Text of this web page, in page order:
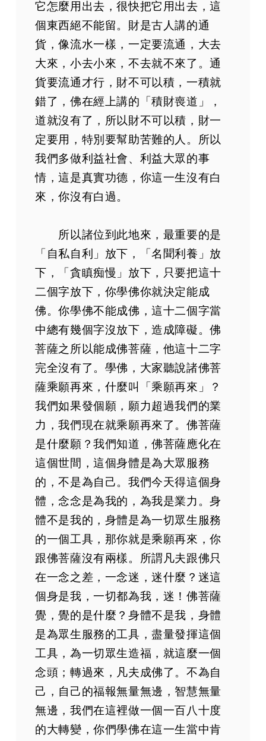
它怎麼用出去，很快把它用出去，這
個東西絕不能留。財是古人講的通
貨，像流水一樣，一定要流通，大去
大來，小去小來，不去就不來了。通
貨要流通才行，財不可以積，一積就
錯了，佛在經上講的「積財喪道」，
道就沒有了，所以財不可以積，財一
定要用，特別要幫助苦難的人。所以
我們多做利益社會、利益大眾的事
情，這是真實功德，你這一生沒有白
來，你沒有白過。
所以諸位到此地來，最重要的是
「自私自利」放下，「名聞利養」放
下，「貪瞋痴慢」放下，只要把這十
二個字放下，你學佛你就決定能成
佛。你學佛不能成佛，這十二個字當
中總有幾個字沒放下，造成障礙。佛
菩薩之所以能成佛菩薩，他這十二字
完全沒有了。學佛，大家聽說諸佛菩
薩乘願再來，什麼叫「乘願再來」？
我們如果發個願，願力超過我們的業
力，我們現在就乘願再來了。佛菩薩
是什麼願？我們知道，佛菩薩應化在
這個世間，這個身體是為大眾服務
的，不是為自己。我們今天得這個身
體，念念是為我的，為我是業力。身
體不是我的，身體是為一切眾生服務
的一個工具，那你就是乘願再來，你
跟佛菩薩沒有兩樣。所謂凡夫跟佛只
在一念之差，一念迷，迷什麼？迷這
個身是我，一切都為我，迷！佛菩薩
覺，覺的是什麼？身體不是我，身體
是為眾生服務的工具，盡量發揮這個
工具，為一切眾生造福，就這麼一個
念頭；轉過來，凡夫成佛了。不為自
己，自己的福報無量無邊，智慧無量
無邊，我們在這裡做一個一百八十度
的大轉變，你們學佛在這一生當中肯